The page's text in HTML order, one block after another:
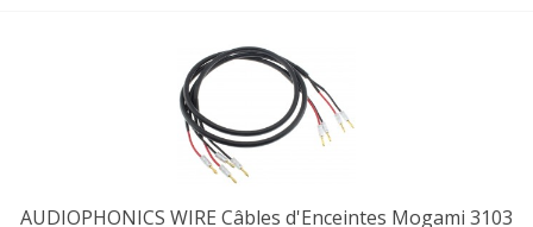
AUDIOPHONICS WIRE Câbles d'Enceintes Mogami 3103